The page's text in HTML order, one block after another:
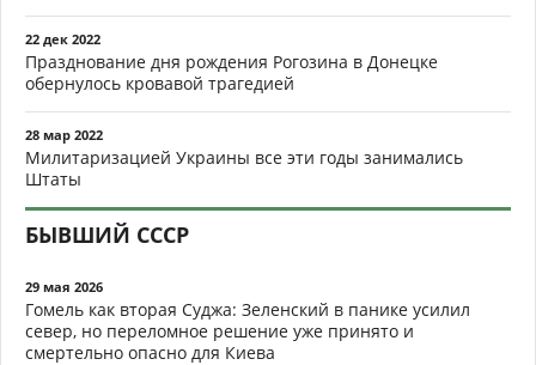
22 дек 2022
Празднование дня рождения Рогозина в Донецке
обернулось кровавой трагедией
28 мар 2022
Милитаризацией Украины все эти годы занимались
Штаты
БЫВШИЙ СССР
29 мая 2026
Гомель как вторая Суджа: Зеленский в панике усилил
север, но переломное решение уже принято и
смертельно опасно для Киева